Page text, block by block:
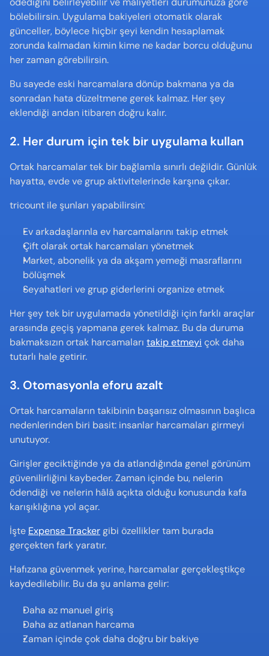
bölebilirsin. Uygulama bakiyeleri otomatik olarak
günceller, böylece hiçbir şeyi kendin hesaplamak
zorunda kalmadan kimin kime ne kadar borcu olduğunu
her zaman görebilirsin.
Bu sayede eski harcamalara dönüp bakmana ya da
sonradan hata düzeltmene gerek kalmaz. Her şey
eklendiği andan itibaren doğru kalır.
2. Her durum için tek bir uygulama kullan
Ortak harcamalar tek bir bağlamla sınırlı değildir. Günlük
hayatta, evde ve grup aktivitelerinde karşına çıkar.
tricount ile şunları yapabilirsin:
Ev arkadaşlarınla ev harcamalarını takip etmek
Çift olarak ortak harcamaları yönetmek
Market, abonelik ya da akşam yemeği masraflarını
bölüşmek
Seyahatleri ve grup giderlerini organize etmek
Her şey tek bir uygulamada yönetildiği için farklı araçlar
arasında geçiş yapmana gerek kalmaz. Bu da duruma
bakmaksızın ortak harcamaları takip etmeyi çok daha
tutarlı hale getirir.
3. Otomasyonla eforu azalt
Ortak harcamaların takibinin başarısız olmasının başlıca
nedenlerinden biri basit: insanlar harcamaları girmeyi
unutuyor.
Girişler geciktiğinde ya da atlandığında genel görünüm
güvenilirliğini kaybeder. Zaman içinde bu, nelerin
ödendiği ve nelerin hâlâ açıkta olduğu konusunda kafa
karışıklığına yol açar.
İşte Expense Tracker gibi özellikler tam burada
gerçekten fark yaratır.
Hafızana güvenmek yerine, harcamalar gerçekleştikçe
kaydedilebilir. Bu da şu anlama gelir:
Daha az manuel giriş
Daha az atlanan harcama
Zaman içinde çok daha doğru bir bakiye